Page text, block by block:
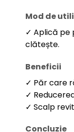
Mod de
✓ Aplică pe
clătește.
Beneficii
✓ Păr care
✓
✓ Scalp
Concluzie